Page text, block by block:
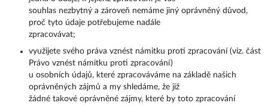
souhlas nezbytný a zároveň nemáme jiný oprávněný důvod,
proč tyto údaje potřebujeme nadále
zpracovávat;
využijete svého práva vznést námitku proti zpracování (viz. část
Právo vznést námitku proti zpracování)
u osobních údajů, které zpracováváme na základě našich
oprávněných zájmů a my shledáme, že již
žádné takové oprávněné zájmy, které by toto zpracování